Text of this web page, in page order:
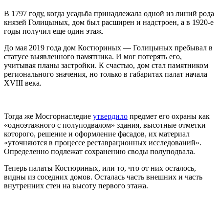
В 1797 году, когда усадьба принадлежала одной из линий рода
князей Голицыных, дом был расширен и надстроен, а в 1920-е
годы получил еще один этаж.
До мая 2019 года дом Костюриных — Голицыных пребывал в
статусе выявленного памятника. И мог потерять его,
учитывая планы застройки. К счастью, дом стал памятником
регионального значения, но только в габаритах палат начала
XVIII века.
Тогда же Мосгорнаследие утвердило предмет его охраны как
«одноэтажного с полуподвалом» здания, высотные отметки
которого, решение и оформление фасадов, их материал
«уточняются в процессе реставрационных исследований».
Определенно подлежат сохранению своды полуподвала.
Теперь палаты Костюриных, или то, что от них осталось,
видны из соседних домов. Осталась часть внешних и часть
внутренних стен на высоту первого этажа.